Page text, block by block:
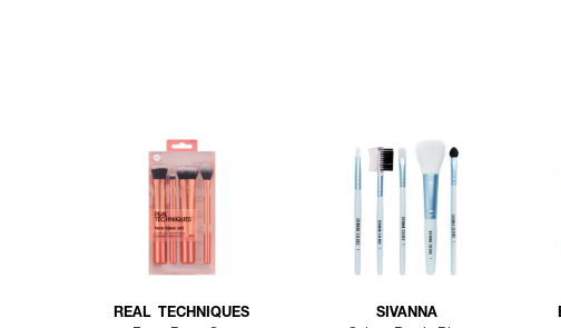
REAL TECHNIQUES SIVANNA